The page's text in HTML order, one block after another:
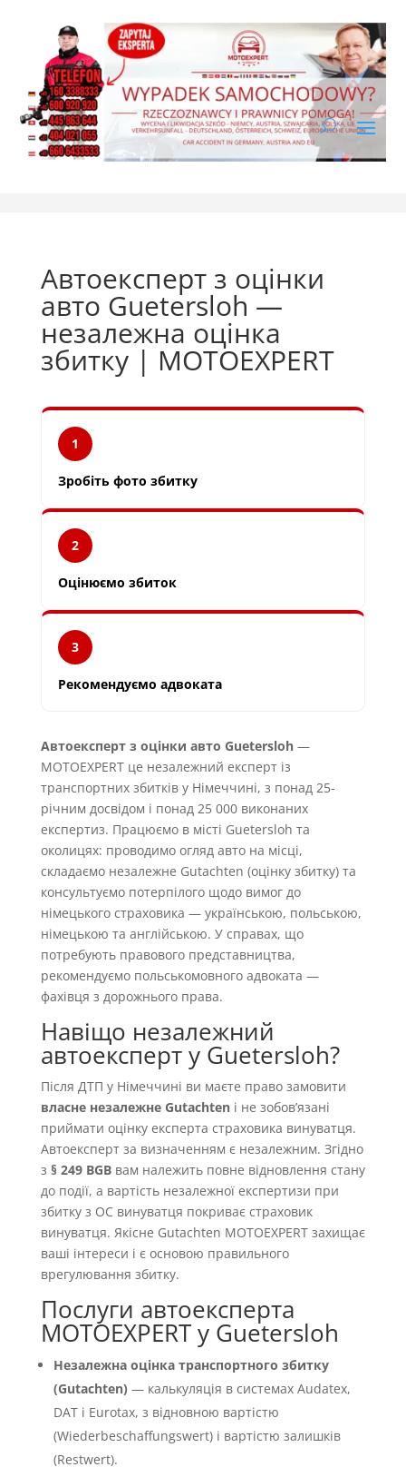
Автоексперт з оцінки
авто Guetersloh —
незалежна оцінка
збитку | MOTOEXPERT
1
Зробіть фото збитку
2
Оцінюємо збиток
3
Рекомендуємо адвоката
Автоексперт з оцінки авто Guetersloh—
MOTOEXPERT це незалежний експерт із
транспортних збитків у Німеччині, з понад 25-
річним досвідом і понад 25 000 виконаних
експертиз. Працюємо в місті Guetersloh та
околицях: проводимо огляд авто на місці,
складаємо незалежне Gutachten (оцінку збитку) та
консультуємо потерпілого щодо вимог до
німецького страховика — українською, польською,
німецькою та англійською. У справах, що
потребують правового представництва,
рекомендуємо польськомовного адвоката —
фахівця з дорожнього права.
Навіщо незалежний
автоексперт у Guetersloh?
Після ДТП у Німеччині ви маєте право замовити
власне незалежне Gutachtenі не зобовʼязані
приймати оцінку експерта страховика винуватця.
Автоексперт за визначенням є незалежним. Згідно
з § 249 BGBвам належить повне відновлення стану
до події, а вартість незалежної експертизи при
збитку з OC винуватця покриває страховик
винуватця. Якісне Gutachten MOTOEXPERT захищає
ваші інтереси і є основою правильного
врегулювання збитку.
Послуги автоексперта
MOTOEXPERT у Guetersloh
Незалежна оцінка транспортного збитку
(Gutachten) — калькуляція в системах Audatex,
DAT і Eurotax, з відновною вартістю
(Wiederbeschaffungswert) і вартістю залишків
(Restwert).